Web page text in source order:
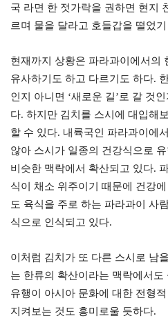
국 라면 한 젓가락을 권하면 현지
르며 물을 달라고 호들갑을 떨었
현재까지 상황은 파라과이에서의
유사하기도 하고 다르기도 하다.
인지 아니면 ‘새로운 길’로 갈 것
다. 하지만 김치를 스시에 대입해
할 수 있다. 내륙국인 파라과이에
않아 스시가 일종의 건강식으로
비슷한 맥락에서 확산되고 있다.
식이 채소 위주이기 때문에 건강
도 육식을 주로 하는 파라과이 사
식으로 인식되고 있다.
이처럼 김치가 또 다른 스시로 남
는 한류의 확산이라는 맥락에서도
유행이 아시아 문화에 대한 전형
지켜보는 것도 흥미로울 듯하다.